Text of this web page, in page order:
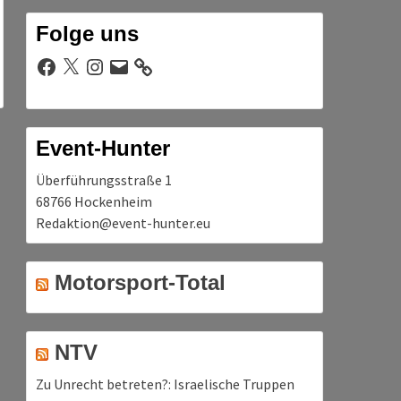
Folge uns
Facebook
X Instagram
E-
Mail
Event-Hunter
Überführungsstraße 1
68766 Hockenheim
Redaktion@event-hunter.eu
Motorsport-Total
NTV
Zu Unrecht betreten?: Israelische Truppen